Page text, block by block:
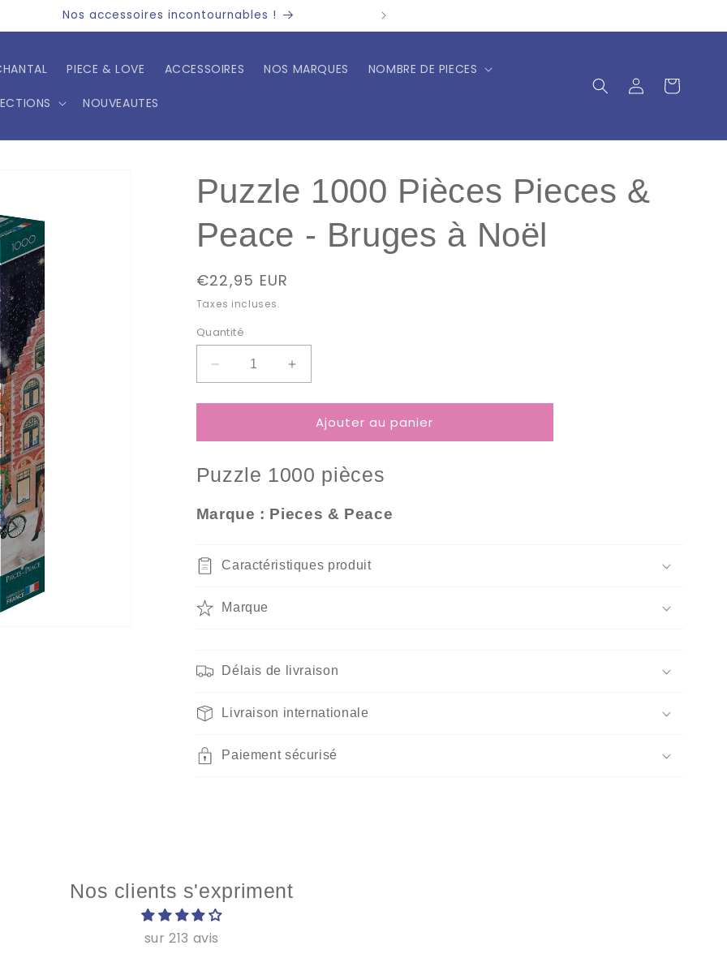
Nos accessoires incontournables !
PIECE & LOVE ACCESSOIRES NOS MARQUES NOMBRE DE PIECES
NOUVEAUTES
ConnexionPanier
Puzzle 1000 Pièces Pieces &
Peace - Bruges à Noël
Prix
habituel
€22,95 EUR
Taxes incluses.
Quantité
Réduire
la
quantité
Puzzle
Pièces
&amp;
Peace
Bruges
Augmenter
la
quantité
Puzzle
Pièces
Pieces
&amp;
Peace
Bruges
à
Ajouter au panier
Puzzle 1000 pièces
Marque : Pieces & Peace
Caractéristiques produit
Marque
Délais de livraison
Livraison internationale
Paiement sécurisé
Nos clients s'expriment
sur 213 avis